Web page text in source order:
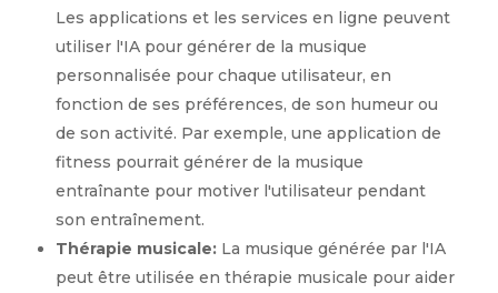
Les applications et les services en ligne peuvent
utiliser l'IA pour générer de la musique
personnalisée pour chaque utilisateur, en
fonction de ses préférences, de son humeur ou
de son activité. Par exemple, une application de
fitness pourrait générer de la musique
entraînante pour motiver l'utilisateur pendant
son entraînement.
Thérapie musicale:La musique générée par l'IA
peut être utilisée en thérapie musicale pour aider